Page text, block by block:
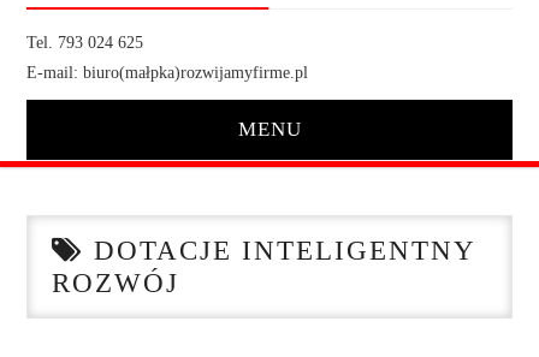
Tel. 793 024 625
E-mail: biuro(małpka)rozwijamyfirme.pl
MENU
O NASDOTACJE INTELIGENTNY
ROZWÓJ